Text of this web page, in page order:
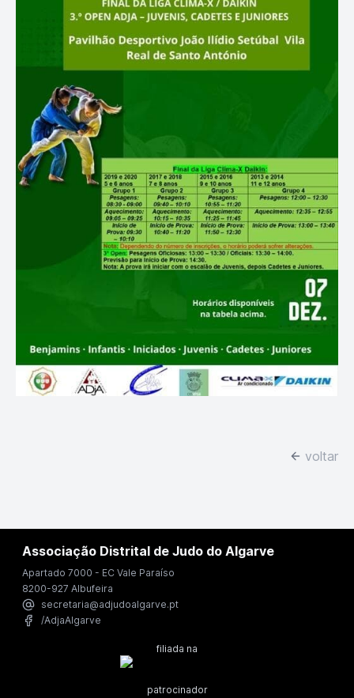
voltar
Associação Distrital de Judo do Algarve
Apartado 7000 - EC Vale Paraíso
8200-927 Albufeira
secretaria@adjudoalgarve.pt
/AdjaAlgarve
filiada na
patrocinador